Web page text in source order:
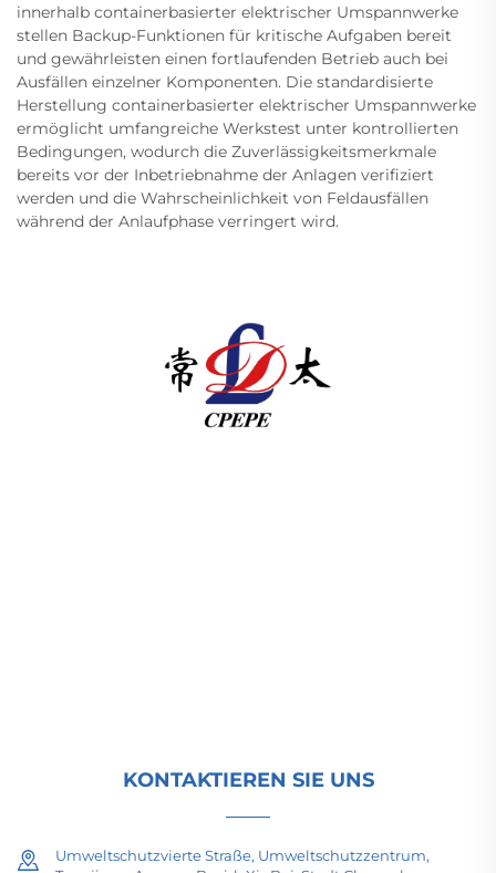
innerhalb containerbasierter elektrischer Umspannwerke
stellen Backup-Funktionen für kritische Aufgaben bereit
und gewährleisten einen fortlaufenden Betrieb auch bei
Ausfällen einzelner Komponenten. Die standardisierte
Herstellung containerbasierter elektrischer Umspannwerke
ermöglicht umfangreiche Werkstest unter kontrollierten
Bedingungen, wodurch die Zuverlässigkeitsmerkmale
bereits vor der Inbetriebnahme der Anlagen verifiziert
werden und die Wahrscheinlichkeit von Feldausfällen
während der Anlaufphase verringert wird.
KONTAKTIEREN SIE UNS
Umweltschutzvierte Straße, Umweltschutzzentrum,